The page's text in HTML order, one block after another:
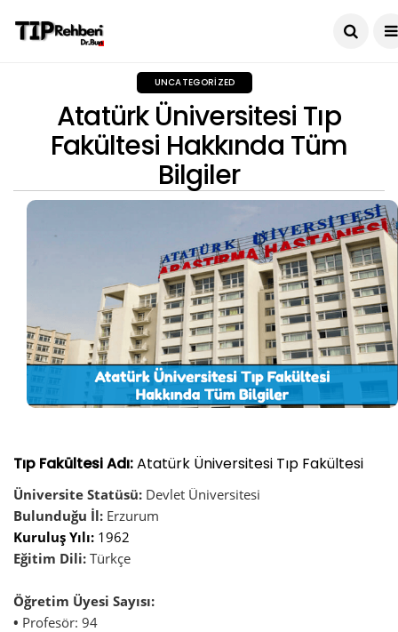
UNCATEGORIZED
Atatürk Üniversitesi Tıp
Fakültesi Hakkında Tüm
Bilgiler
Tıp Fakültesi Adı:Atatürk Üniversitesi Tıp Fakültesi
Üniversite Statüsü: Devlet Üniversitesi
Bulunduğu İl: Erzurum
Kuruluş Yılı: 1962
Eğitim Dili: Türkçe
Öğretim Üyesi Sayısı:
• Profesör: 94